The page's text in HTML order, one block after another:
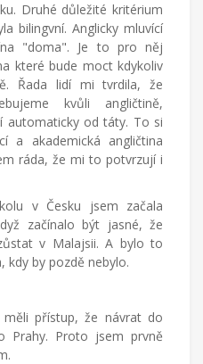
Druhé důležité kritérium
bilingvní. Anglicky mluvící
"doma". Je to pro něj
které bude moct kdykoliv
Řada lidí mi tvrdila, že
kvůli angličtině,
automaticky od táty. To si
a akademická angličtina
ráda, že mi to potvrzují i
v Česku jsem začala
začínalo být jasné, že
v Malajsii. A bylo to
kdy by pozdě nebylo.
přístup, že návrat do
Prahy. Proto jsem prvně